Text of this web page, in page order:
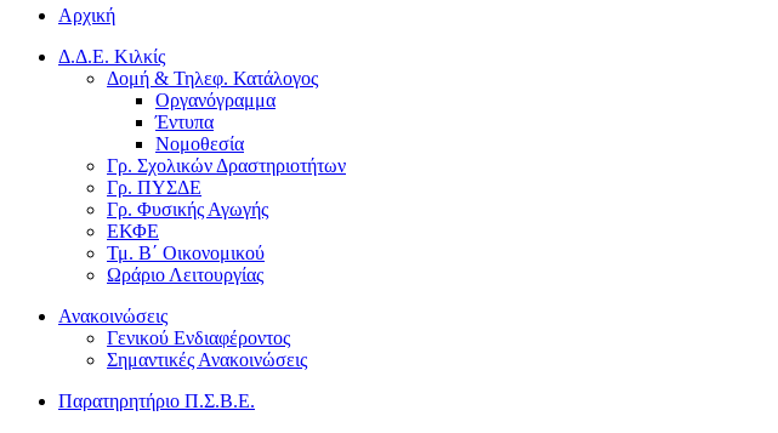
Αρχική
Δ.Δ.Ε. Κιλκίς
Δομή & Τηλεφ. Κατάλογος
Οργανόγραμμα
Έντυπα
Νομοθεσία
Γρ. Σχολικών Δραστηριοτήτων
Γρ. ΠΥΣΔΕ
Γρ. Φυσικής Αγωγής
ΕΚΦΕ
Τμ. Β΄ Οικονομικού
Ωράριο Λειτουργίας
Ανακοινώσεις
Γενικού Ενδιαφέροντος
Σημαντικές Ανακοινώσεις
Παρατηρητήριο Π.Σ.Β.Ε.